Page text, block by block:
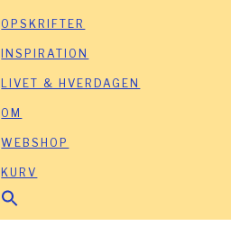
OPSKRIFTER
INSPIRATION
LIVET & HVERDAGEN
OM
WEBSHOP
KURV